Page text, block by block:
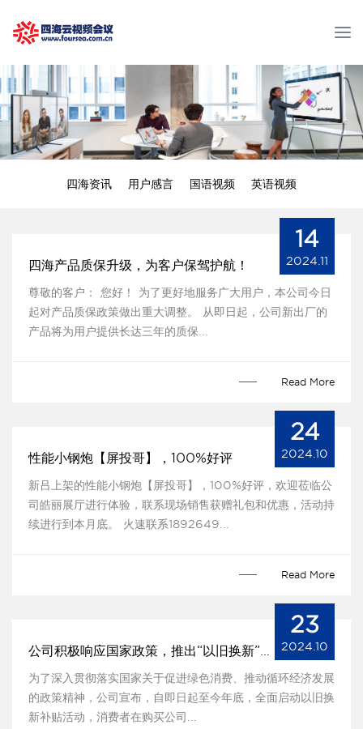
T
g
g
l
e
n
a
四海资讯 用户感言 国语视频 英语视频
四海产品质保升级，为客户保驾护航！
尊敬的客户： 您好！ 为了更好地服务广大用户，本公司今日
起对产品质保政策做出重大调整。 从即日起，公司新出厂的
产品将为用户提供长达三年的质保...
14
2024.11
Read More
性能小钢炮【屏投哥】，100%好评
新吕上架的性能小钢炮【屏投哥】，100%好评，欢迎莅临公
司皓丽展厅进行体验，联系现场销售获赠礼包和优惠，活动持
续进行到本月底。 火速联系1892649...
24
2024.10
Read More
公司积极响应国家政策，推出“以旧换新”补贴
为了深入贯彻落实国家关于促进绿色消费、推动循环经济发展
的政策精神，公司宣布，自即日起至今年底，全面启动以旧换
新补贴活动，消费者在购买公司...
23
2024.10